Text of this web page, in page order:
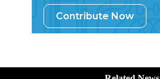
Contribute Now